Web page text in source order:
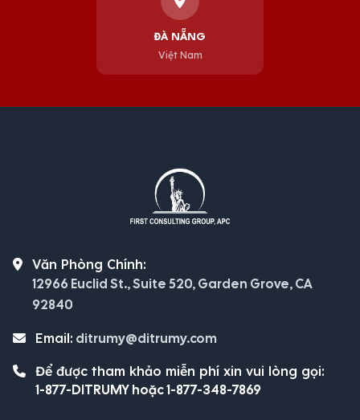
ĐÀ NẴNG
Việt Nam
Văn Phòng Chính:
12966 Euclid St., Suite 520, Garden Grove, CA
92840
Email: ditrumy@ditrumy.com
Để được tham khảo miễn phí xin vui lòng gọi:
1-877-DITRUMY hoặc 1-877-348-7869